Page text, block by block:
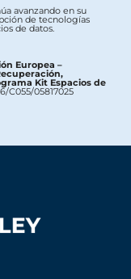
avanzando en su
de tecnologías
de datos.
Europea –
Kit Espacios de
C055/05817025